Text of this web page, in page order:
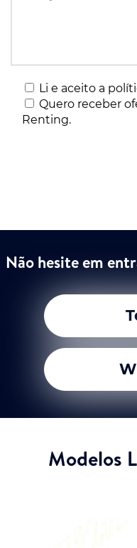
Li e aceito a
Quero receber
Renting.
Não hesite em
Modelos